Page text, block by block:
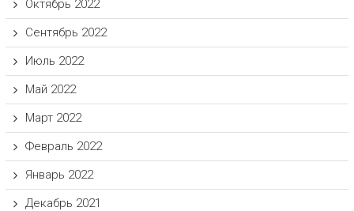
Октябрь 2022
Сентябрь 2022
Июль 2022
Май 2022
Март 2022
Февраль 2022
Январь 2022
Декабрь 2021